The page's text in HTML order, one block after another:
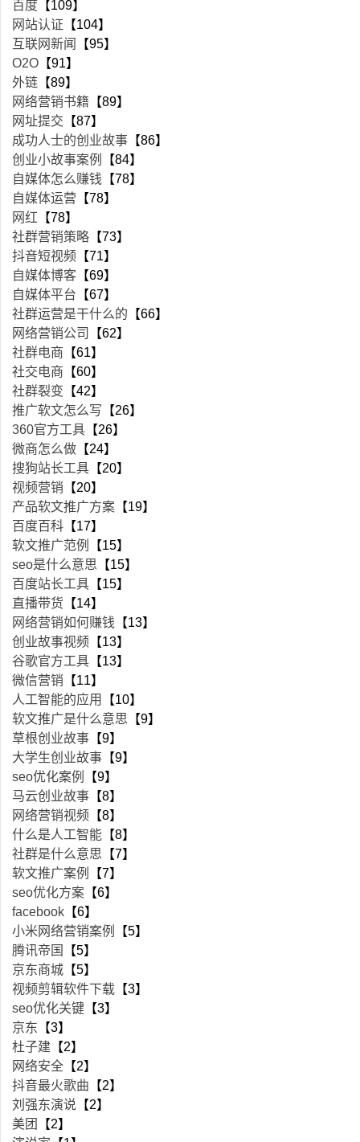
百度 【109】
网站认证 【104】
互联网新闻
【95】
O2O 【91】
外链 【89】
网络营销书籍 【89】
网址提交 【87】
成功人士的创业故事 【86】
创业小故事案例
【84】
自媒体怎么赚钱 【78】
自媒体运营 【78】
网红 【78】
社群营销策略 【73】
抖音短视频 【71】
自媒体博客 【69】
自媒体平台 【67】
社群运营是干什么的 【66】
网络营销公司
【62】
社群电商 【61】
社交电商 【60】
社群裂变 【42】
推广软文怎么写 【26】
360官方工具 【26】
微商怎么做 【24】
搜狗站长工具 【20】
视频营销 【20】
产品软文推广方案 【19】
百度百科 【17】
软文推广范例
【15】
seo是什么意思 【15】
百度站长工具 【15】
直播带货 【14】
网络营销如何赚钱 【13】
创业故事视频 【13】
谷歌官方工具 【13】
微信营销 【11】
人工智能的应用
【10】
软文推广是什么意思 【9】
草根创业故事 【9】
大学生创业故事 【9】
seo优化案例
【9】
马云创业故事 【8】
网络营销视频 【8】
什么是人工智能 【8】
社群是什么意思 【7】
软文推广案例
【7】
seo优化方案 【6】
facebook 【6】
小米网络营销案例
【5】
腾讯帝国
【5】
京东商城 【5】
视频剪辑软件下载 【3】
seo优化关键 【3】
京东 【3】
杜子建 【2】
网络安全 【2】
抖音最火歌曲 【2】
刘强东演说 【2】
美团
【2】